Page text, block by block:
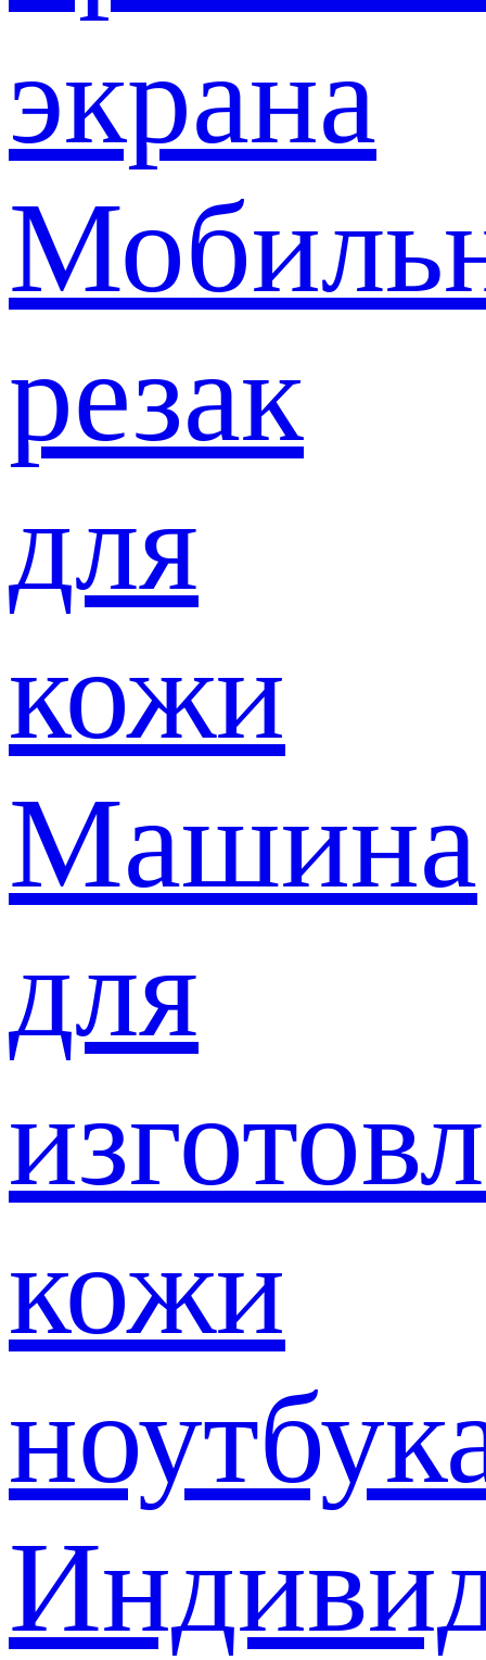
экрана
резак
для
кожи
Машина
для
кожи